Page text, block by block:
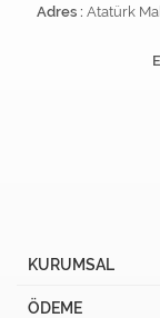
Adres : Atatürk
KURUMSAL
ÖDEME